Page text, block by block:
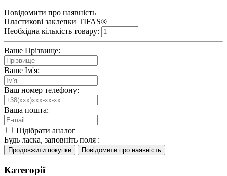
Повідомити про наявність
Пластикові заклепки TIFAS®
Необхідна кількість товару:
Ваше Прізвище:
Ваше Ім'я:
Ваш номер телефону:
Ваша пошта:
Підібрати аналог
Будь ласка, заповніть поля :
Категорії